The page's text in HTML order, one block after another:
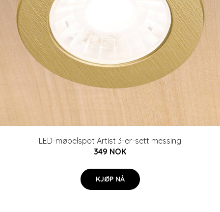
LED-møbelspot Artist 3-er-sett messing
349 NOK
KJØP NÅ